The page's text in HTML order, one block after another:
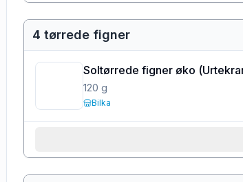
4 tørrede figner
Soltørrede figner øko (
120 g
Bilka